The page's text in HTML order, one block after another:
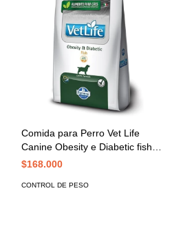
Comida para Perro Vet Life
Canine Obesity e Diabetic fish x
2K
$168.000
CONTROL DE PESO